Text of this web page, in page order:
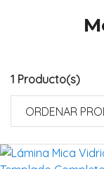
1 Producto(s)
ORDENAR